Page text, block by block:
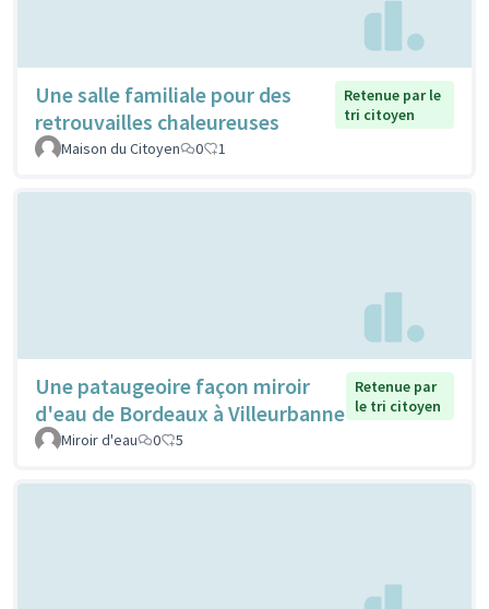
Une salle familiale pour des
retrouvailles chaleureuses
Retenue par le
tri citoyen
Maison du Citoyen
0 1
Une pataugeoire façon miroir
d'eau de Bordeaux à Villeurbanne
Retenue par
le tri citoyen
Miroir d'eau
0 5